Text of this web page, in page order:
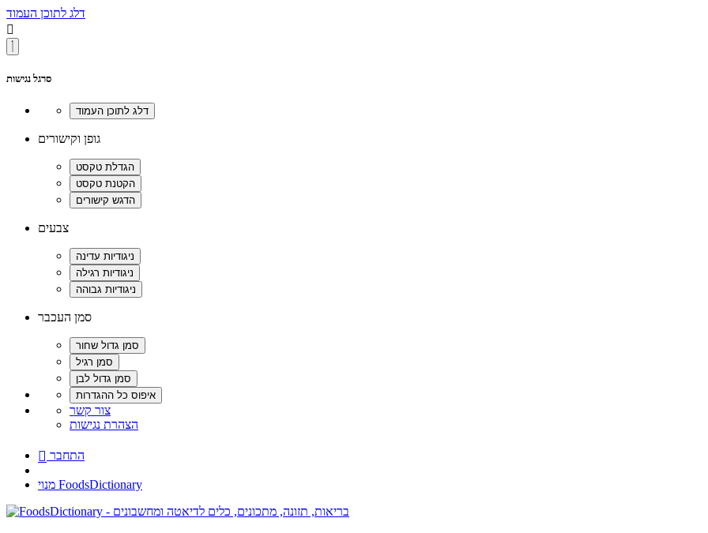
דלג לתוכן העמוד

סרגל נגישות
גופן וקישורים
צבעים
סמן העכבר
צור קשר
הצהרת נגישות
 התחבר
מנוי FoodsDictionary